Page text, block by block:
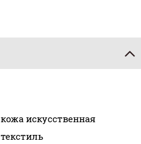
кожа искусственная
текстиль